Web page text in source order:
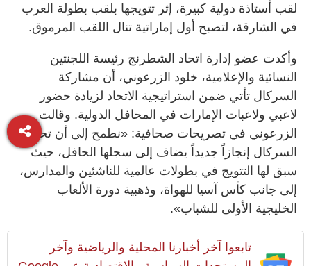
لقب أستاذة دولية كبيرة، إثر تتويجها بلقب بطولة العرب
في الشارقة، لتصبح أول إماراتية تنال اللقب المرموق.
وأكدت عضو إدارة اتحاد الشطرنج رئيسة اللجنتين
النسائية والإعلامية، خلود الزرعوني، أن مشاركة
السركال تأتي ضمن استراتيجية الاتحاد لزيادة حضور
لاعبي ولاعبات الإمارات في المحافل الدولية. وقالت
الزرعوني في تصريحات صحافية: «نطمح إلى أن تحقق
السركال إنجازاً جديداً يضاف إلى سجلها الحافل، حيث
سبق لها التتويج في بطولات عالمية للناشئين والمدارس،
إلى جانب كأس آسيا للهواة، وذهبية دورة الألعاب
الخليجية الأولى للشباب».
تابعوا آخر أخبارنا المحلية والرياضية وآخر